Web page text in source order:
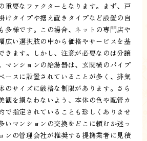
重要なファクターとなります。まず、戸
けタイプや据え置きタイプなど設置の自
多様です。この場合、ネットの専門店や
広い選択肢の中から価格やサービスを基
きます。しかし、注意が必要なのは分譲
マンションの給湯器は、玄関横のパイプ
ースに設置されていることが多く、排気
のサイズに厳格な制限があります。さら
観を損なわないよう、本体の色や配管カ
で指定されていることも珍しくありませ
いマンションの交換をどこに頼むか迷っ
ンの管理会社が推奨する提携業者に見積